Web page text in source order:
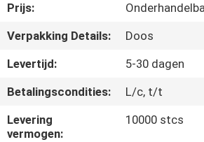
NIEUWS
VERZOEK
OM EEN
CITAAT
Prijs:
Verpakking Details:
Doos
Levertijd:
5-30 dagen
Betalingscondities:
L/c, t/t
Levering
vermogen:
10000 stcs